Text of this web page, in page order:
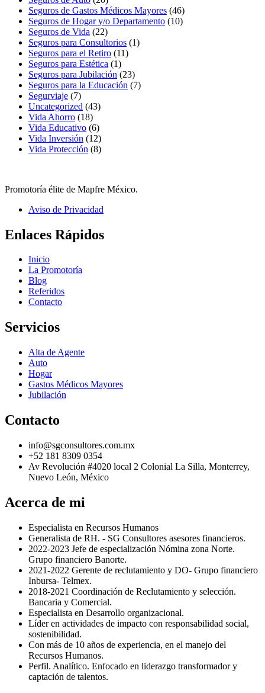
Seguros de Gastos Médicos Mayores (46)
Seguros de Hogar y/o Departamento (10)
Seguros de Vida (22)
Seguros para Consultorios (1)
Seguros para el Retiro (11)
Seguros para Estética (1)
Seguros para Jubilación (23)
Seguros para la Educación (7)
Segurviaje (7)
Uncategorized (43)
Vida Ahorro (18)
Vida Educativo (6)
Vida Inversión (12)
Vida Protección (8)
Promotoría élite de Mapfre México.
Aviso de Privacidad
Enlaces Rápidos
Inicio
La Promotoría
Blog
Referidos
Contacto
Servicios
Alta de Agente
Auto
Hogar
Gastos Médicos Mayores
Jubilación
Contacto
info@sgconsultores.com.mx
+52 181 8309 0354
Av Revolución #4020 local 2 Colonial La Silla, Monterrey,
Nuevo León, México
Acerca de mi
Especialista en Recursos Humanos
Generalista de RH. - SG Consultores asesores financieros.
2022-2023 Jefe de especialización Nómina zona Norte.
Grupo financiero Banorte.
2021-2022 Gerente de reclutamiento y DO- Grupo financiero
Inbursa- Telmex.
2018-2021 Coordinación de Reclutamiento y selección.
Bancaria y Comercial.
Especialista en Desarrollo organizacional.
Líder en actividades de impacto con responsabilidad social,
sostenibilidad.
Con más de 10 años de experiencia, en el manejo del
Recursos Humanos.
Perfil. Analítico. Enfocado en liderazgo transformador y
captación de talentos.